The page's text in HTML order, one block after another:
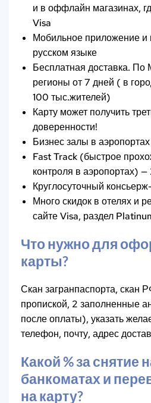
и в оффлайн магазинах,
Visa
Мобильное приложение и
русском языке
Бесплатная доставка. По
регионы от 7 дней ( в
100 тыс.жителей)
Карту может получить
доверенности!
Бизнес залы в
Fast Track (быстрое
контроля в аэропортах) —
Круглосуточный
Много скидок в отелях и
сайте Visa, раздел
Что нужно для
карты?
Скан загранпаспорта, скан
пропиской, 2 заполненные
после оплаты), указать
телефон, почту, адрес
Какой % за снятие
банкоматах и
на карту?